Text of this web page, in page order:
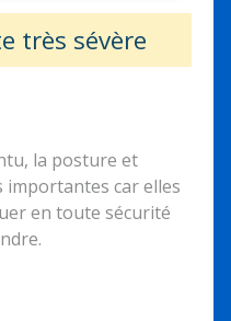
très sévère
la posture et
car elles
en toute sécurité